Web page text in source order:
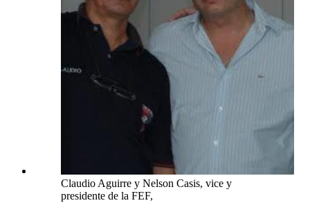
Claudio Aguirre y Nelson Casis, vice y
presidente de la FEF,